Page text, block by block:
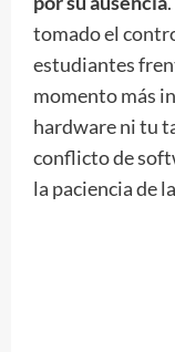
tomado el
estudiantes
momento más
hardware ni tu
conflicto de
la paciencia de